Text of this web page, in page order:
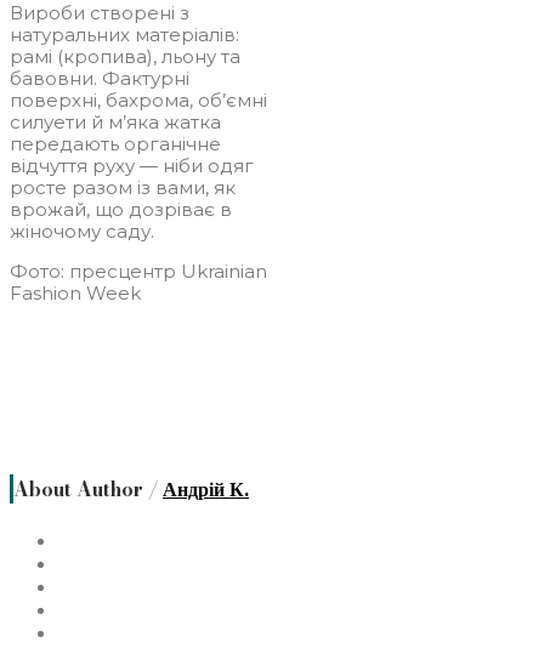
Вироби створені з
натуральних матеріалів:
рамі (кропива), льону та
бавовни. Фактурні
поверхні, бахрома, об’ємні
силуети й м’яка жатка
передають органічне
відчуття руху — ніби одяг
росте разом із вами, як
врожай, що дозріває в
жіночому саду.
Фото: пресцентр Ukrainian
Fashion Week
About Author /Андрій К.